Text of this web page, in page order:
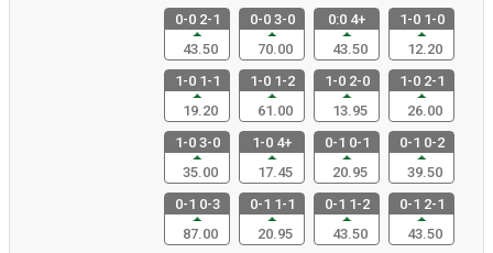
0-0 2-1
43.50
0-0 3-0
70.00
0:0 4+
43.50
1-0 1-0
12.20
1-0 1-1
19.20
1-0 1-2
61.00
1-0 2-0
13.95
1-0 2-1
26.00
1-0 3-0
35.00
1-0 4+
17.45
0-1 0-1
20.95
0-1 0-2
39.50
0-1 0-3
87.00
0-1 1-1
20.95
0-1 1-2
43.50
0-1 2-1
43.50